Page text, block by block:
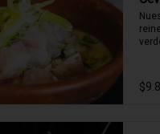
1 a
*El